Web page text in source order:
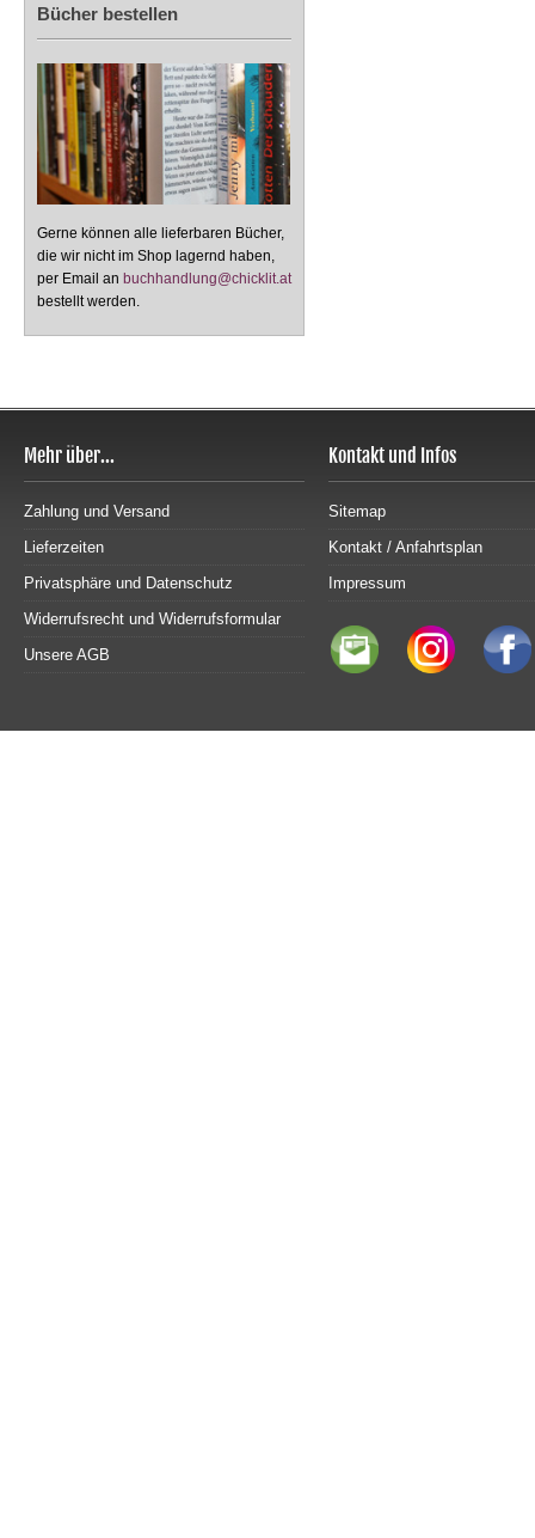
Bücher bestellen
Gerne können alle lieferbaren Bücher,
die wir nicht im Shop lagernd haben,
per Email an buchhandlung@chicklit.at
bestellt werden.
Mehr über...
Zahlung und Versand
Lieferzeiten
Privatsphäre und Datenschutz
Widerrufsrecht und Widerrufsformular
Unsere AGB
Kontakt und Infos
Sitemap
Kontakt / Anfahrtsplan
Impressum